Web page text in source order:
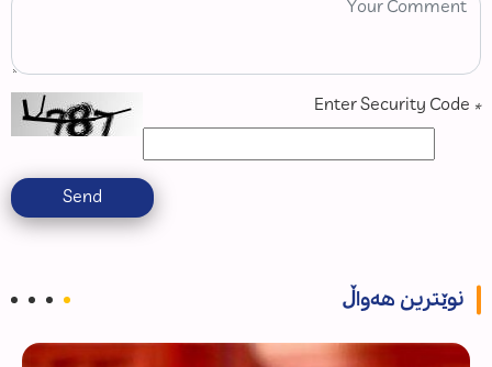
*
Send
نوێترین هەواڵ